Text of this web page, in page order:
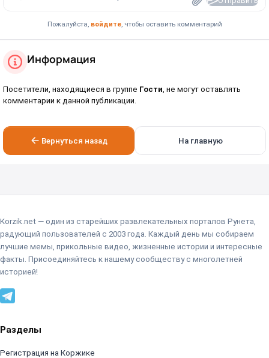
Пожалуйста, войдите, чтобы оставить комментарий
Информация
Посетители, находящиеся в группе Гости, не могут оставлять
комментарии к данной публикации.
Вернуться назад На главную
Korzik.net — один из старейших развлекательных порталов Рунета,
радующий пользователей с 2003 года. Каждый день мы собираем
лучшие мемы, прикольные видео, жизненные истории и интересные
факты. Присоединяйтесь к нашему сообществу с многолетней
историей!
Разделы
Регистрация на Коржике